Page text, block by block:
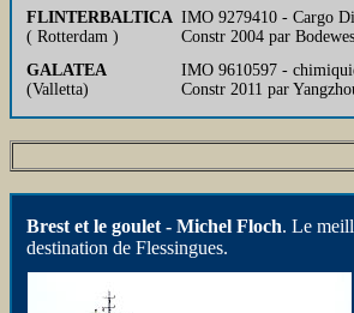
FLINTERBALTICA
( Rotterdam )
IMO 9279410 - Cargo
Constr 2004 par
GALATEA
(Valletta)
IMO 9610597 -
Constr 2011 par
Brest et le goulet - Michel Floch. Le
destination de Flessingues.